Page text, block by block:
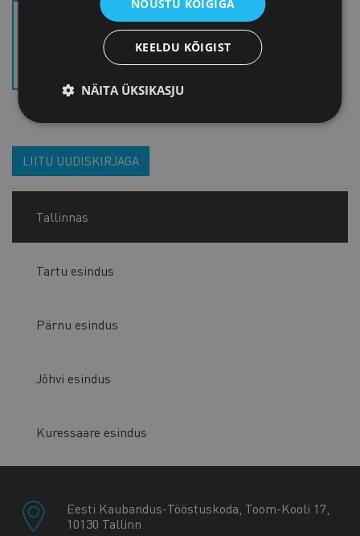
PRESENTATSIOON_PUBLIC
PROCUREMENT BASIC
PRINCIPLES AND
PROCEDURES_2020 (.PDF)
LIITU UUDISKIRJAGA
Tallinnas
Tartu esindus
Pärnu esindus
Jõhvi esindus
Kuressaare esindus
Eesti Kaubandus-Tööstuskoda, Toom-Kooli 17,
10130 Tallinn
NÕUSTU KÕIGIGA
KEELDU KÕIGIST
NÄITA ÜKSIKASJU